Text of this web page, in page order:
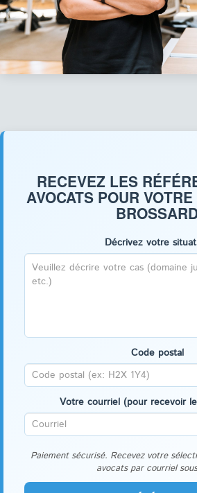
RECEVEZ LES
AVOCATS POUR
Décrivez votre
Code postal
Votre courriel (pour recevoir
Paiement sécurisé. Recevez votre
avocats par courriel